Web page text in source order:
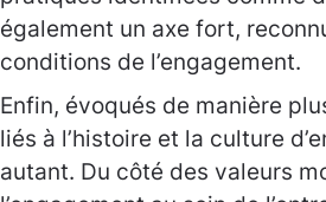
également un axe fort,
conditions de l’engagement.
Enfin, évoqués de manière
liés à l’histoire et la culture
autant. Du côté des valeurs